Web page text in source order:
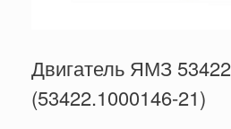
Двигатель ЯМЗ
(53422.1000146-21)